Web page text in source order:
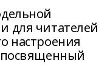
для читателей
настроения
посвященный